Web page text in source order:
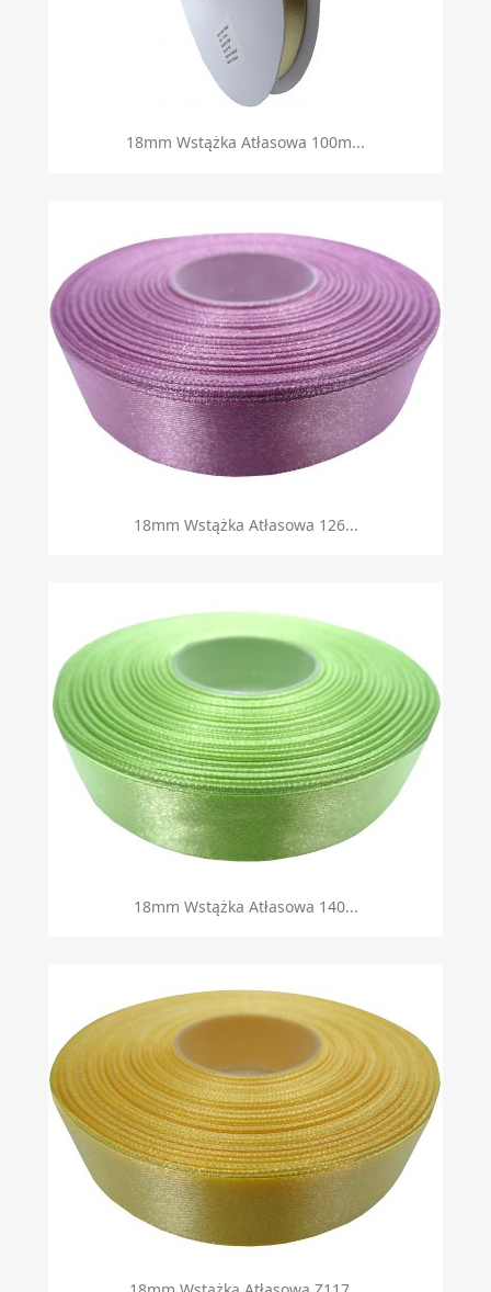
18mm Wstążka Atłasowa 100m...
18mm Wstążka Atłasowa 126...
18mm Wstążka Atłasowa 140...